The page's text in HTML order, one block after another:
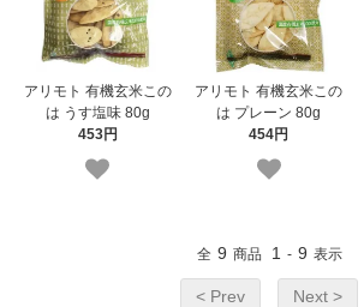
アリモト 有機玄米この
は うす塩味 80g
453円
アリモト 有機玄米この
は プレーン 80g
454円
全 9 商品 1 - 9 表示
< Prev Next >